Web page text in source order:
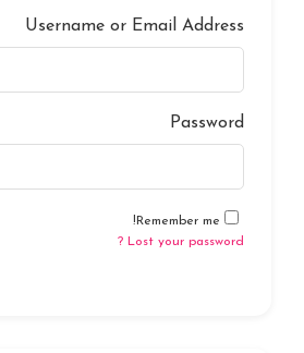
Username or Email Address
Password
Lost your password ?